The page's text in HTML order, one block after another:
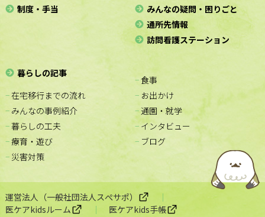
制度・手当
みんなの疑問・困りごと
通所先情報
訪問看護ステーション
暮らしの記事
− 在宅移行までの流れ
− みんなの事例紹介
− 暮らしの工夫
− 療育・遊び
− 災害対策
− 食事
− お出かけ
− 通園・就学
− インタビュー
− ブログ
運営法人（一般社団法人スぺサポ）
医ケアkidsルーム
医ケアkids手帳